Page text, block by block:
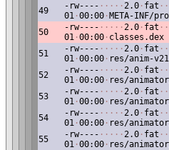
49
-rw---- · · · · ·2.0 · fat · ·
01 ·00:00 · META-INF/
50
-rw---- · · · · ·2.0 · fat · ·
01 ·00:00 · classes.dex
51
-rw---- · · · · ·2.0 · fat · ·
01 ·00:00 · res/anim-
52
-rw---- · · · · ·2.0 · fat · ·
01 ·00:00 · res/
53
-rw---- · · · · ·2.0 · fat · ·
01 ·00:00 · res/
54
-rw---- · · · · ·2.0 · fat · ·
01 ·00:00 · res/
55
-rw---- · · · · ·2.0 · fat · ·
01 ·00:00 · res/